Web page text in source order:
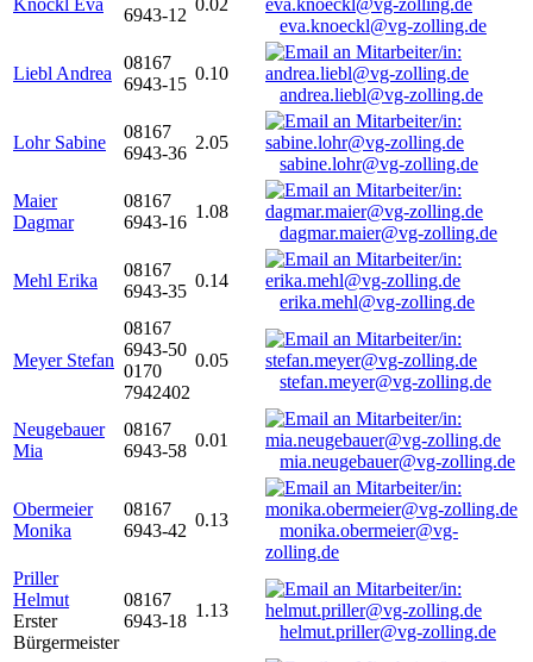
Knöckl Eva
6943-12
0.02
eva.knoeckl@vg-zolling.de
Liebl Andrea
08167
6943-15
0.10
andrea.liebl@vg-zolling.de
Lohr Sabine
08167
6943-36
2.05
sabine.lohr@vg-zolling.de
Maier
Dagmar
08167
6943-16
1.08
dagmar.maier@vg-zolling.de
Mehl Erika
08167
6943-35
0.14
erika.mehl@vg-zolling.de
Meyer Stefan
08167
6943-50
0170
7942402
0.05
stefan.meyer@vg-zolling.de
Neugebauer
Mia
08167
6943-58
0.01
mia.neugebauer@vg-zolling.de
Obermeier
Monika
08167
6943-42
0.13
monika.obermeier@vg-
zolling.de
Priller
Helmut
Erster
Bürgermeister
08167
6943-18
1.13
helmut.priller@vg-zolling.de